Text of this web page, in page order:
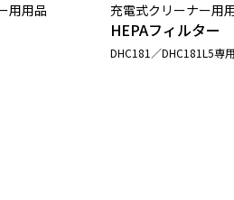
用用品 充電式クリーナー用
HEPAフィルター
DHC181／DHC181L5専